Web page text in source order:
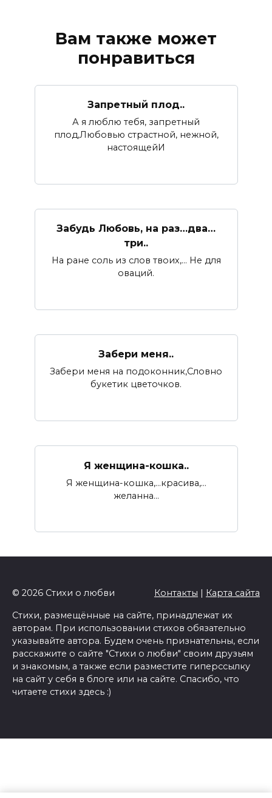
Вам также может
понравиться
Запретный плод..
А я люблю тебя, запретный
плод,Любовью страстной, нежной,
настоящейИ
Забудь Любовь, на раз…два…
три..
На ране соль из слов твоих,… Не для
оваций.
Забери меня..
Забери меня на подоконник,Словно
букетик цветочков.
Я женщина-кошка..
Я женщина-кошка,…красива,…
желанна…
© 2026 Стихи о любви Контакты Карта сайта
Стихи, размещённые на сайте, принадлежат их
авторам. При использовании стихов обязательно
указывайте автора. Будем очень признательны, если
расскажите о сайте "Стихи о любви" своим друзьям
и знакомым, а также если разместите гиперссылку
на сайт у себя в блоге или на сайте. Спасибо, что
читаете стихи здесь :)